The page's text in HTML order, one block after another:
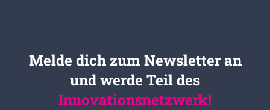
Melde dich zum Newsletter an
und werde Teil des
Innovationsnetzwerk!